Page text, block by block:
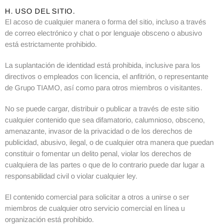
H. USO DEL SITIO.
El acoso de cualquier manera o forma del sitio, incluso a través
de correo electrónico y chat o por lenguaje obsceno o abusivo
está estrictamente prohibido.
La suplantación de identidad está prohibida, inclusive para los
directivos o empleados con licencia, el anfitrión, o representante
de Grupo TIAMO, así como para otros miembros o visitantes.
No se puede cargar, distribuir o publicar a través de este sitio
cualquier contenido que sea difamatorio, calumnioso, obsceno,
amenazante, invasor de la privacidad o de los derechos de
publicidad, abusivo, ilegal, o de cualquier otra manera que puedan
constituir o fomentar un delito penal, violar los derechos de
cualquiera de las partes o que de lo contrario puede dar lugar a
responsabilidad civil o violar cualquier ley.
El contenido comercial para solicitar a otros a unirse o ser
miembros de cualquier otro servicio comercial en línea u
organización está prohibido.